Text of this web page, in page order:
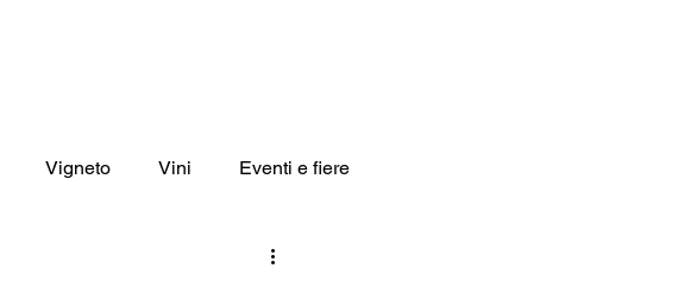
Vigneto Vini Eventi e fiere